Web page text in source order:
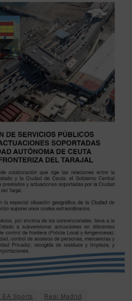
Sports
Real Madrid